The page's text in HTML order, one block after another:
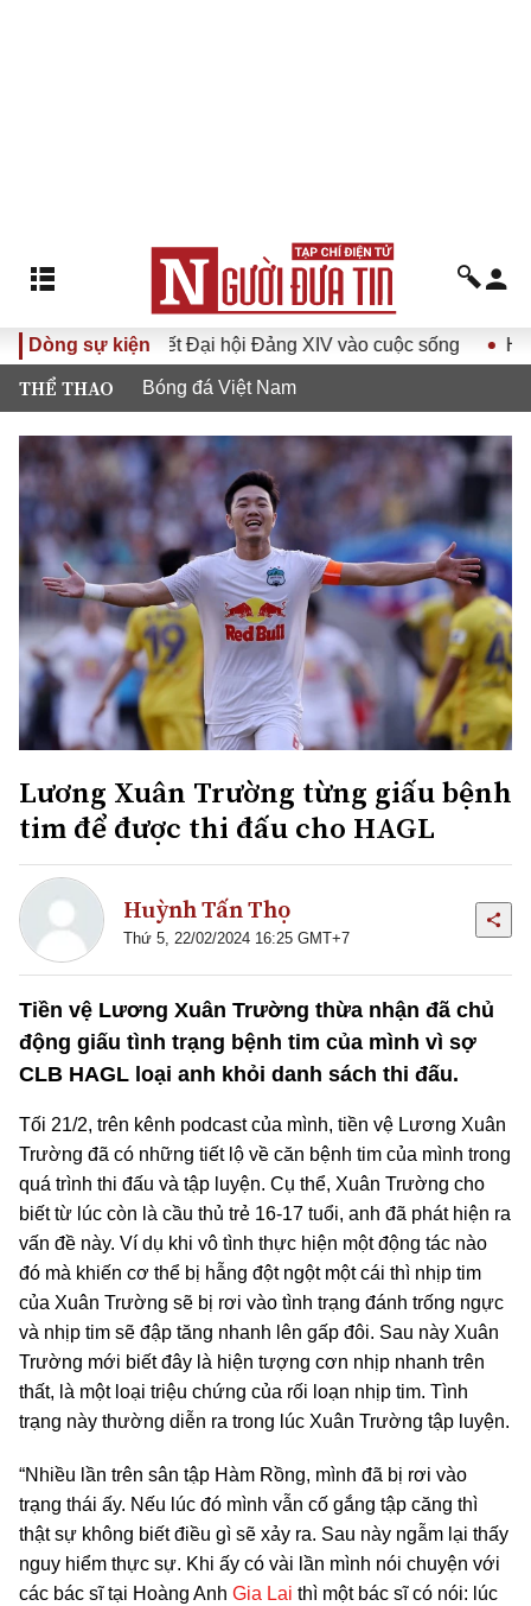
Dòng sự kiện
Nghị quyết Đại hội Đảng XIV vào cuộc sống Hướng tới
THỂ THAO Bóng đá Việt Nam
Lương Xuân Trường từng giấu bệnh
tim để được thi đấu cho HAGL
Huỳnh Tấn Thọ
Thứ 5, 22/02/2024 16:25 GMT+7
Tiền vệ Lương Xuân Trường thừa nhận đã chủ
động giấu tình trạng bệnh tim của mình vì sợ
CLB HAGL loại anh khỏi danh sách thi đấu.
Tối 21/2, trên kênh podcast của mình, tiền vệ Lương Xuân
Trường đã có những tiết lộ về căn bệnh tim của mình trong
quá trình thi đấu và tập luyện. Cụ thể, Xuân Trường cho
biết từ lúc còn là cầu thủ trẻ 16-17 tuổi, anh đã phát hiện ra
vấn đề này. Ví dụ khi vô tình thực hiện một động tác nào
đó mà khiến cơ thể bị hẫng đột ngột một cái thì nhịp tim
của Xuân Trường sẽ bị rơi vào tình trạng đánh trống ngực
và nhịp tim sẽ đập tăng nhanh lên gấp đôi. Sau này Xuân
Trường mới biết đây là hiện tượng cơn nhịp nhanh trên
thất, là một loại triệu chứng của rối loạn nhịp tim. Tình
trạng này thường diễn ra trong lúc Xuân Trường tập luyện.
“Nhiều lần trên sân tập Hàm Rồng, mình đã bị rơi vào
trạng thái ấy. Nếu lúc đó mình vẫn cố gắng tập căng thì
thật sự không biết điều gì sẽ xảy ra. Sau này ngẫm lại thấy
nguy hiểm thực sự. Khi ấy có vài lần mình nói chuyện với
các bác sĩ tại Hoàng Anh Gia Lai thì một bác sĩ có nói: lúc